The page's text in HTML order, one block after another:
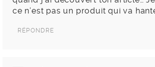
ce n’est pas un produit qui va
RÉPONDRE